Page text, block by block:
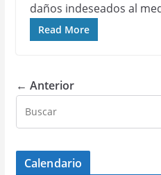
daños indeseados al
Read More
← Anterior
Calendario